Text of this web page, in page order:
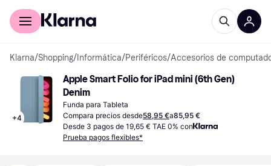
Comprar con Klarna
Klarna/Shopping/ Informática/Periféricos/Accesorios de
+4
Apple Smart Folio for iPad mini (6th Gen)
Denim
Funda para Tableta
Compara precios desde58,95 €a85,95 €
Desde 3 pagos de 19,65 € TAE 0% con
Prueba pagos flexibles*